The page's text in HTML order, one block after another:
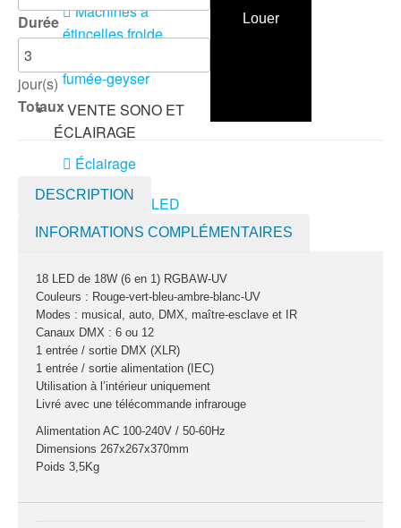
Machines à
étincelles froide
fumée-geyser
VENTE SONO ET
ÉCLAIRAGE
Éclairage
Projecteurs LED
Accessoires
Contrôle DMX
Lyres
Machines à effets
Liquides
Jeux et effets
lumière à led
Laser
Strobes
Durée
jour(s)
Totaux
Louer
DESCRIPTION
INFORMATIONS COMPLÉMENTAIRES
18 LED de 18W (6 en 1) RGBAW-UV
Couleurs : Rouge-vert-bleu-ambre-blanc-UV
Modes : musical, auto, DMX, maître-esclave et IR
Canaux DMX : 6 ou 12
1 entrée / sortie DMX (XLR)
1 entrée / sortie alimentation (IEC)
Utilisation à l’intérieur uniquement
Livré avec une télécommande infrarouge
Alimentation AC 100-240V / 50-60Hz
Dimensions 267x267x370mm
Poids 3,5Kg